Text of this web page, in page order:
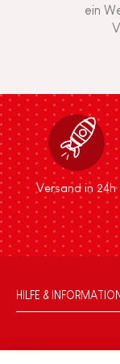
ein
Versand in 24h
HILFE &
FAQ